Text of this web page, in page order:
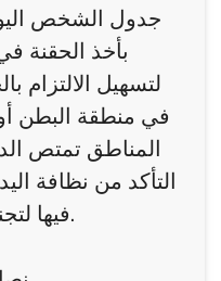
جدول الشخص
بأخذ الحقنة
لتسهيل الالتزام
في منطقة البطن
المناطق تمتص
التأكد من نظافة
فيها لتجنب أي عدوى أو تهيج جلدي.